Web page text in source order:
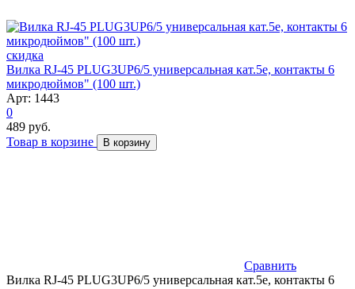
скидка
Вилка RJ-45 PLUG3UP6/5 универсальная кат.5e, контакты 6
микродюймов" (100 шт.)
Арт: 1443
0
489 руб.
Товар в корзине
В корзину
Сравнить
Вилка RJ-45 PLUG3UP6/5 универсальная кат.5e, контакты 6